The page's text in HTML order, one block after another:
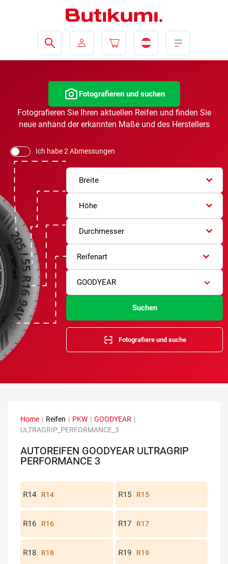
Fotografieren und suchen
Fotografieren Sie Ihren aktuellen Reifen und finden Sie
neue anhand der erkannten Maße und des Herstellers
Ich habe 2 Abmessungen
Breite
Höhe
Durchmesser
Reifenart
GOODYEAR
Suchen
Fotografiere und suche
Home | Reifen | PKW | GOODYEAR |
ULTRAGRIP_PERFORMANCE_3
AUTOREIFEN GOODYEAR ULTRAGRIP
PERFORMANCE 3
R14 R15
R16 R17
R18 R19